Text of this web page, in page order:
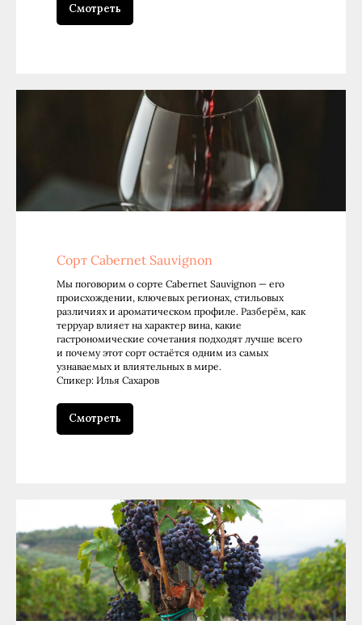
Смотреть
Сорт Cabernet Sauvignon
Мы поговорим о сорте Cabernet Sauvignon — его
происхождении, ключевых регионах, стильовых
различиях и ароматическом профиле. Разберём, как
терруар влияет на характер вина, какие
гастрономические сочетания подходят лучше всего
и почему этот сорт остаётся одним из самых
узнаваемых и влиятельных в мире.
Спикер: Илья Сахаров
Смотреть